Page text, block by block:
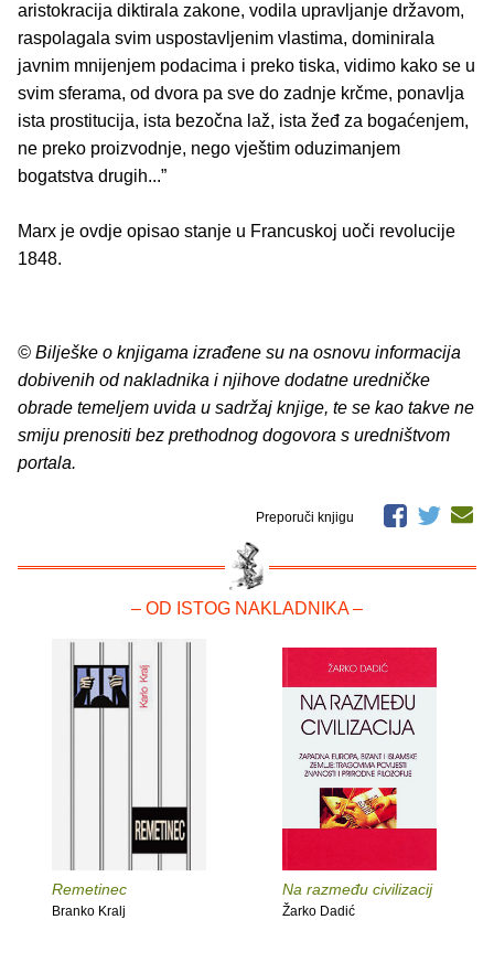
aristokracija diktirala zakone, vodila upravljanje državom,
raspolagala svim uspostavljenim vlastima, dominirala
javnim mnijenjem podacima i preko tiska, vidimo kako se u
svim sferama, od dvora pa sve do zadnje krčme, ponavlja
ista prostitucija, ista bezočna laž, ista žeđ za bogaćenjem,
ne preko proizvodnje, nego vještim oduzimanjem
bogatstva drugih...”
Marx je ovdje opisao stanje u Francuskoj uoči revolucije
1848.
© Bilješke o knjigama izrađene su na osnovu informacija
dobivenih od nakladnika i njihove dodatne uredničke
obrade temeljem uvida u sadržaj knjige, te se kao takve ne
smiju prenositi bez prethodnog dogovora s uredništvom
portala.
Preporuči knjigu
– OD ISTOG NAKLADNIKA –
Remetinec
Branko Kralj
Na razmeđu civilizacij
Žarko Dadić